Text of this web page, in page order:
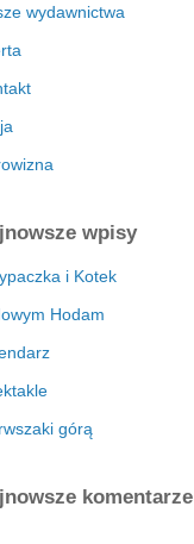
wydawnictwa
wpisy
i Kotek
Hodam
górą
komentarze